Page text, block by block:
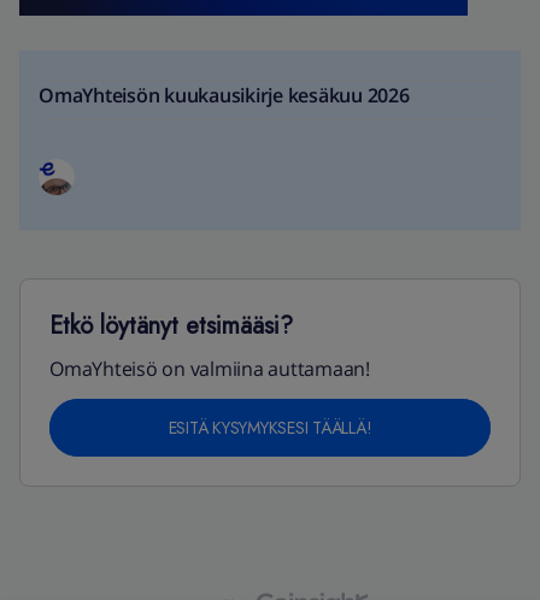
OmaYhteisön kuukausikirje kesäkuu 2026
Etkö löytänyt etsimääsi?
OmaYhteisö on valmiina auttamaan!
ESITÄ KYSYMYKSESI TÄÄLLÄ!